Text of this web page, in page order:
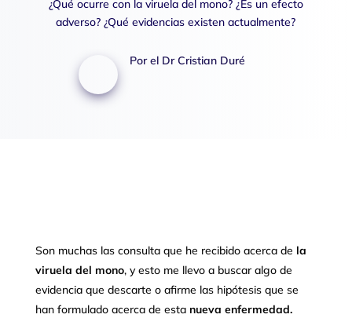
¿Qué ocurre con la viruela del mono? ¿Es un efecto
adverso? ¿Qué evidencias existen actualmente?
Por el Dr Cristian Duré
Son muchas las consulta que he recibido acerca de la
viruela del mono, y esto me llevo a buscar algo de
evidencia que descarte o afirme las hipótesis que se
han formulado acerca de esta nueva enfermedad.